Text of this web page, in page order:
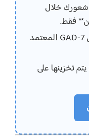
خلال
فقط.
الاختبار يعتمد على مقياس GAD-7 المعتمد
تخزينها على